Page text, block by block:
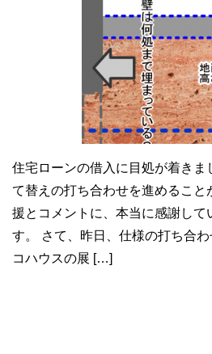
住宅ローンの借入に目処が着きま
て替えの打ち合わせを進めること
援とコメントに、本当に感謝して
す。 さて、昨日、仕様の打ち合
コハウスの展 […]